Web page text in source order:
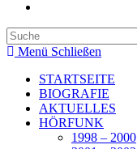
Search
thisMenü Schließen
STARTSEITE
BIOGRAFIE
AKTUELLES
HÖRFUNK
1998 – 2000